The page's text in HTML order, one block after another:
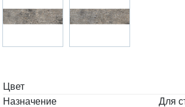
Цвет
Назначение
Для